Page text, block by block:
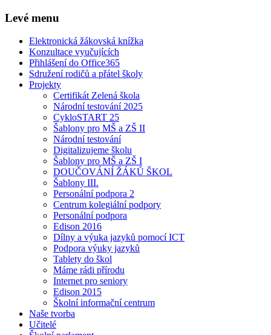
Levé menu
Elektronická žákovská knížka
Konzultace vyučujících
Přihlášení do Office365
Sdružení rodičů a přátel školy
Projekty
Certifikát Zelená škola
Národní testování 2025
CykloSTART 25
Šablony pro MŠ a ZŠ II
Národní testování
Digitalizujeme školu
Šablony pro MŠ a ZŠ I
DOUČOVÁNÍ ŽÁKŮ ŠKOL
Šablony III.
Personální podpora 2
Centrum kolegiální podpory
Personální podpora
Edison 2016
Dílny a výuka jazyků pomocí ICT
Podpora výuky jazyků
Tablety do škol
Máme rádi přírodu
Internet pro seniory
Edison 2015
Školní informační centrum
Naše tvorba
Učitelé